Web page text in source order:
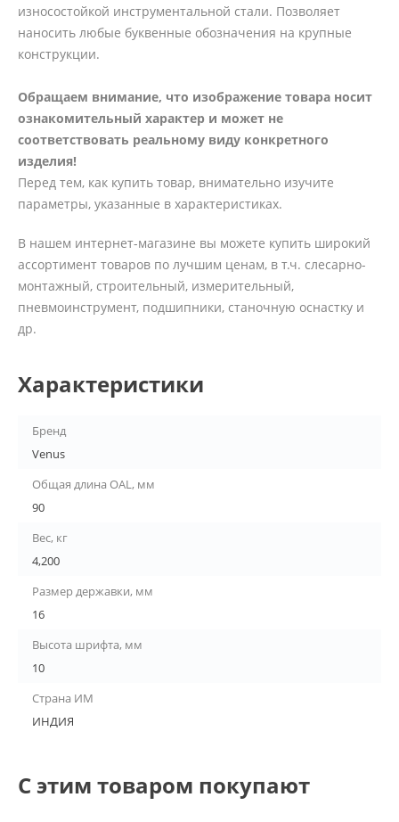
износостойкой инструментальной стали. Позволяет
наносить любые буквенные обозначения на крупные
конструкции.
Обращаем внимание, что изображение товара носит
ознакомительный характер и может не
соответствовать реальному виду конкретного
изделия!
Перед тем, как купить товар, внимательно изучите
параметры, указанные в характеристиках.
В нашем интернет-магазине вы можете купить широкий
ассортимент товаров по лучшим ценам, в т.ч. слесарно-
монтажный, строительный, измерительный,
пневмоинструмент, подшипники, станочную оснастку и
др.
Характеристики
Бренд
Venus
Общая длина OAL, мм
90
Вес, кг
4,200
Размер державки, мм
16
Высота шрифта, мм
10
Страна ИМ
ИНДИЯ
С этим товаром покупают